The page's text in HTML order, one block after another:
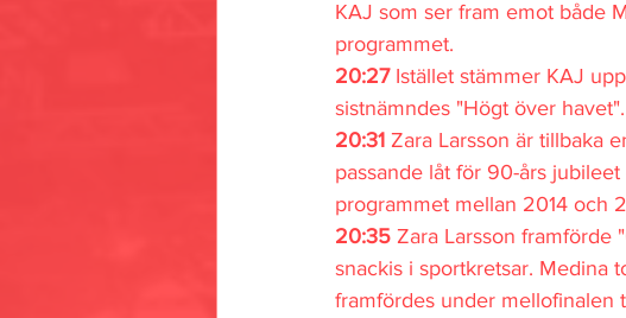
KAJ som ser fram emot både
programmet.
20:27 Istället stämmer KAJ
sistnämndes "Högt över havet".
20:31 Zara Larsson är tillbaka
passande låt för 90-års
programmet mellan 2014 och
20:35 Zara Larsson framförde
snackis i sportkretsar. Medina
framfördes under mellofinalen